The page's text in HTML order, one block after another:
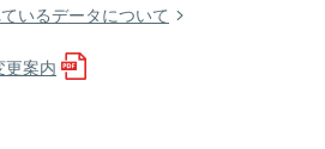
いるデータについて
案内